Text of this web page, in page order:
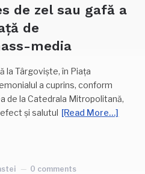
de zel sau gafă a
de
media
la Târgoviște, în Piața
a cuprins, conform
de la Catedrala Mitropolitană,
și salutul [Read More…]
0 comments